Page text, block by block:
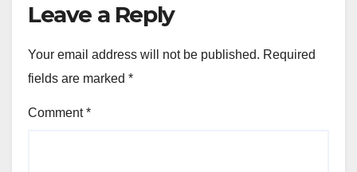
Leave a Reply
Your email address will not be published. Required
fields are marked *
Comment*